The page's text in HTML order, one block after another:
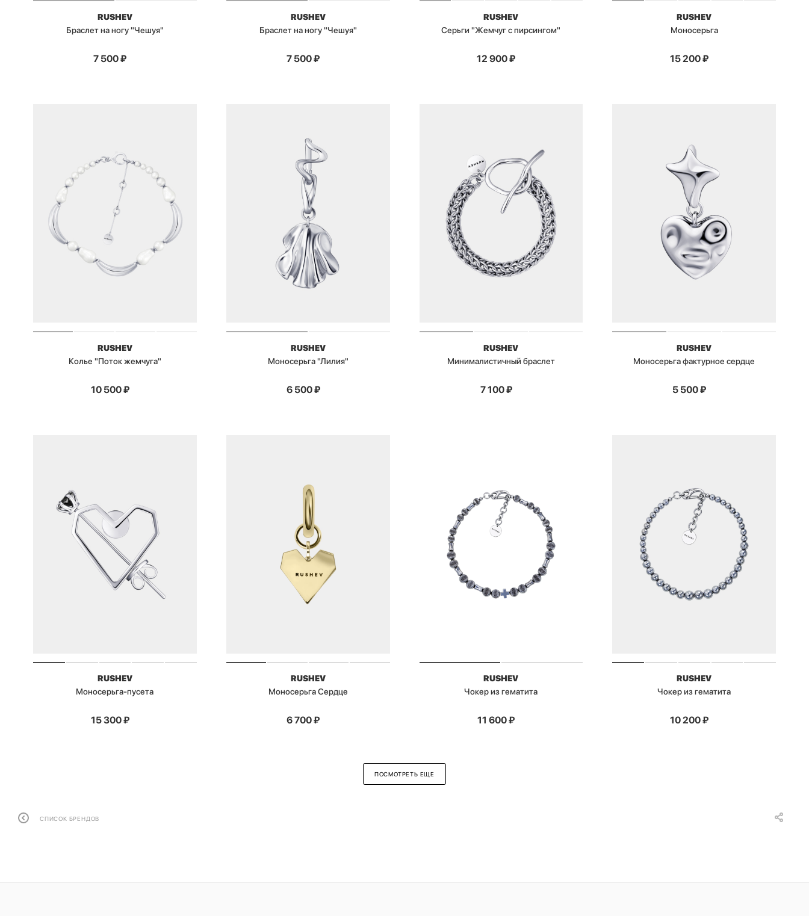
RUSHEV
Браслет на ногу "Чешуя"
7 500₽
RUSHEV
Браслет на ногу "Чешуя"
7 500₽
RUSHEV
Серьги "Жемчуг с пирсингом"
12 900₽
RUSHEV
Моносерьга
15 200₽
RUSHEV
Колье "Поток жемчуга"
10 500₽
RUSHEV
Моносерьга "Лилия"
6 500₽
RUSHEV
Минималистичный браслет
7 100₽
RUSHEV
Моносерьга фактурное сердце
5 500₽
RUSHEV
Моносерьга-пусета
15 300₽
RUSHEV
Моносерьга Сердце
6 700₽
RUSHEV
Чокер из гематита
11 600₽
RUSHEV
Чокер из гематита
10 200₽
ПОСМОТРЕТЬ ЕЩЕ
СПИСОК БРЕНДОВ